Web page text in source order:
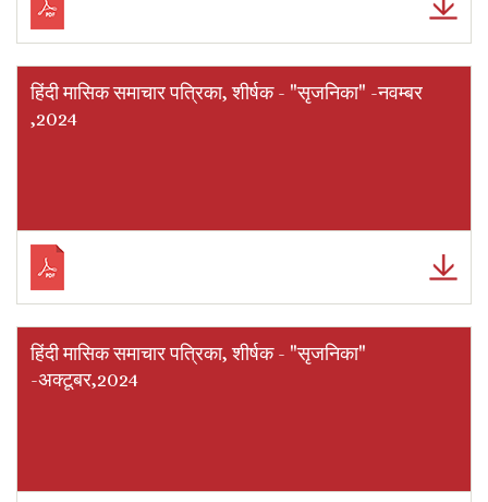
हिंदी मासिक समाचार पत्रिका, शीर्षक - "सृजनिका" -नवम्बर
,2024
हिंदी मासिक समाचार पत्रिका, शीर्षक - "सृजनिका"
-अक्टूबर,2024